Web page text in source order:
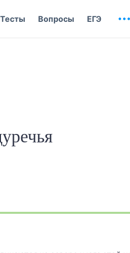
Тесты Вопросы ЕГЭ